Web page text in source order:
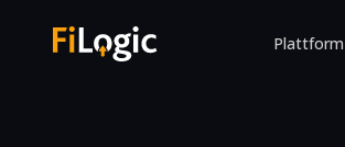
Plattform